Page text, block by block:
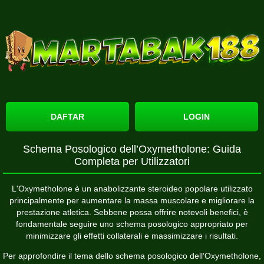
DAFTAR LOGIN
Schema Posologico dell’Oxymetholone: Guida
Completa per Utilizzatori
L'Oxymetholone è un anabolizzante steroideo popolare utilizzato
principalmente per aumentare la massa muscolare e migliorare la
prestazione atletica. Sebbene possa offrire notevoli benefici, è
fondamentale seguire uno schema posologico appropriato per
minimizzare gli effetti collaterali e massimizzare i risultati.
Per approfondire il tema dello schema posologico dell'Oxymetholone,